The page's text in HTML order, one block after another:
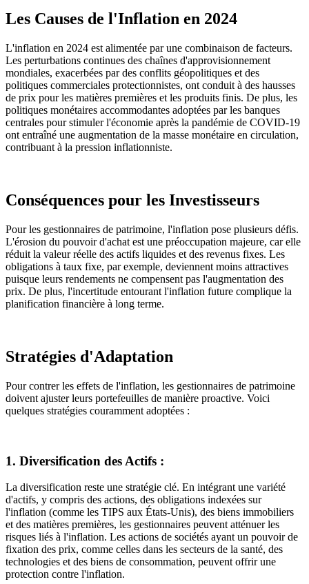
Les Causes de l'Inflation en 2024
L'inflation en 2024 est alimentée par une combinaison de facteurs.
Les perturbations continues des chaînes d'approvisionnement
mondiales, exacerbées par des conflits géopolitiques et des
politiques commerciales protectionnistes, ont conduit à des hausses
de prix pour les matières premières et les produits finis. De plus, les
politiques monétaires accommodantes adoptées par les banques
centrales pour stimuler l'économie après la pandémie de COVID-19
ont entraîné une augmentation de la masse monétaire en circulation,
contribuant à la pression inflationniste.
Conséquences pour les Investisseurs
Pour les gestionnaires de patrimoine, l'inflation pose plusieurs défis.
L'érosion du pouvoir d'achat est une préoccupation majeure, car elle
réduit la valeur réelle des actifs liquides et des revenus fixes. Les
obligations à taux fixe, par exemple, deviennent moins attractives
puisque leurs rendements ne compensent pas l'augmentation des
prix. De plus, l'incertitude entourant l'inflation future complique la
planification financière à long terme.
Stratégies d'Adaptation
Pour contrer les effets de l'inflation, les gestionnaires de patrimoine
doivent ajuster leurs portefeuilles de manière proactive. Voici
quelques stratégies couramment adoptées :
1. Diversification des Actifs :
La diversification reste une stratégie clé. En intégrant une variété
d'actifs, y compris des actions, des obligations indexées sur
l'inflation (comme les TIPS aux États-Unis), des biens immobiliers
et des matières premières, les gestionnaires peuvent atténuer les
risques liés à l'inflation. Les actions de sociétés ayant un pouvoir de
fixation des prix, comme celles dans les secteurs de la santé, des
technologies et des biens de consommation, peuvent offrir une
protection contre l'inflation.